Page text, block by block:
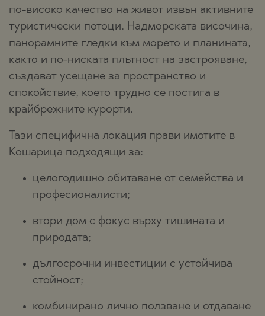
по-високо качество на живот извън активните
туристически потоци. Надморската височина,
панорамните гледки към морето и планината,
както и по-ниската плътност на застрояване,
създават усещане за пространство и
спокойствие, което трудно се постига в
крайбрежните курорти.
Тази специфична локация прави имотите в
Кошарица подходящи за:
целогодишно обитаване от семейства и
професионалисти;
втори дом с фокус върху тишината и
природата;
дългосрочни инвестиции с устойчива
стойност;
комбинирано лично ползване и отдаване